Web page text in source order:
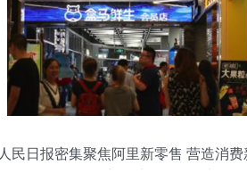
人民日报密集聚焦阿里新零售 营造消费